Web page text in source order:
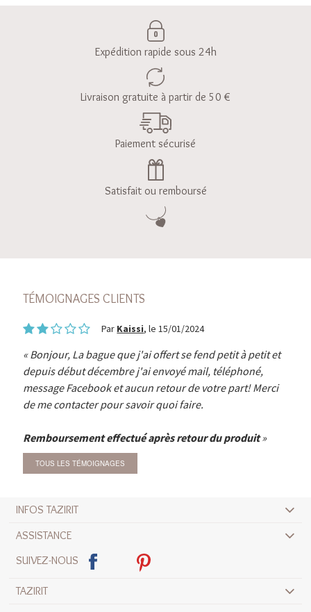
Expédition rapide sous 24h
Livraison gratuite à partir de 50 €
Paiement sécurisé
Satisfait ou remboursé
TÉMOIGNAGES CLIENTS
Par Kaissi, le 15/01/2024
Bonjour, La bague que j'ai offert se fend petit à petit et
depuis début décembre j'ai envoyé mail, téléphoné,
message Facebook et aucun retour de votre part! Merci
de me contacter pour savoir quoi faire.
Remboursement effectué après retour du produit
TOUS LES TÉMOIGNAGES
INFOS TAZIRIT
ASSISTANCE
SUIVEZ-NOUS
TAZIRIT